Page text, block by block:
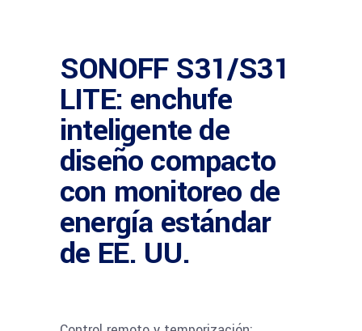
SONOFF S31/S31
LITE: enchufe
inteligente de
diseño compacto
con monitoreo de
energía estándar
de EE. UU.